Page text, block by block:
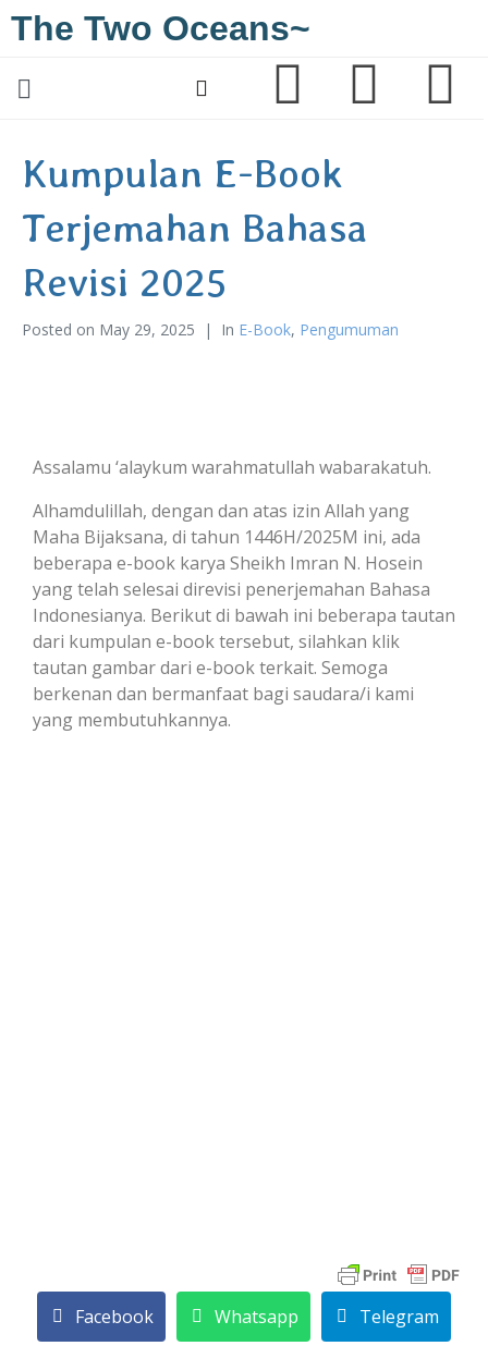
The Two Oceans~
Kumpulan E-Book
Terjemahan Bahasa
Revisi 2025
Posted on May 29, 2025 In E-Book, Pengumuman
Assalamu ‘alaykum warahmatullah wabarakatuh.
Alhamdulillah, dengan dan atas izin Allah yang
Maha Bijaksana, di tahun 1446H/2025M ini, ada
beberapa e-book karya Sheikh Imran N. Hosein
yang telah selesai direvisi penerjemahan Bahasa
Indonesianya. Berikut di bawah ini beberapa tautan
dari kumpulan e-book tersebut, silahkan klik
tautan gambar dari e-book terkait. Semoga
berkenan dan bermanfaat bagi saudara/i kami
yang membutuhkannya.
Facebook Whatsapp Telegram